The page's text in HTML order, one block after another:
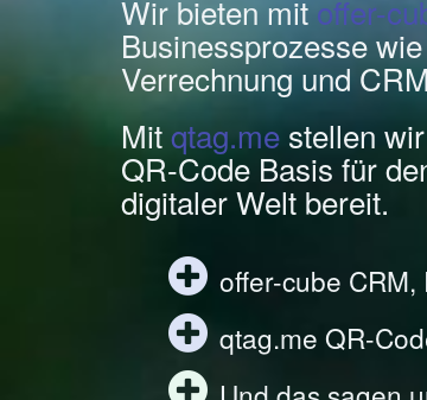
Wir bieten mit offer-
Businessprozesse
Verrechnung und
Mitqtag.me stellen
QR-Code Basis für
digitaler Welt bereit.
offer-cube
qtag.me QR-